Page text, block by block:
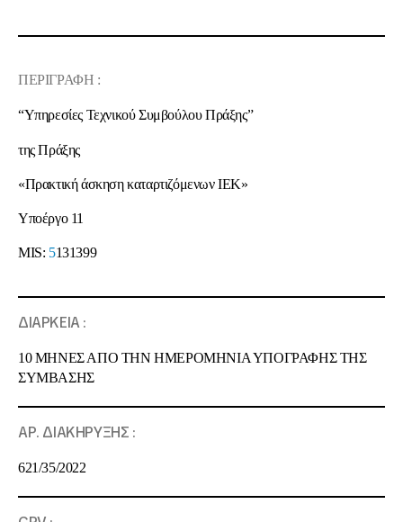
ΠΕΡΙΓΡΑΦΗ :
“Υπηρεσίες Τεχνικού Συμβούλου Πράξης”
της Πράξης
«Πρακτική άσκηση καταρτιζόμενων ΙΕΚ»
Υποέργo11
MIS: 5131399
ΔΙΑΡΚΕΙΑ :
10 ΜΗΝΕΣ ΑΠΟ ΤΗΝ ΗΜΕΡΟΜΗΝΙΑ ΥΠΟΓΡΑΦΗΣ ΤΗΣ
ΣΥΜΒΑΣΗΣ
ΑΡ. ΔΙΑΚΗΡΥΞΗΣ :
621/35/2022